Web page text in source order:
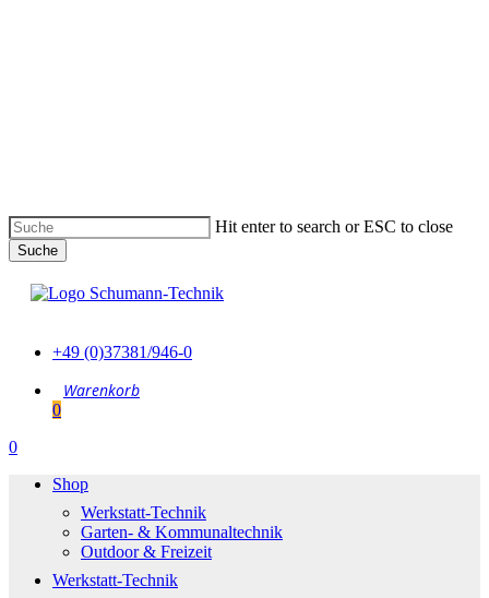
Hit enter to search or ESC to close
Suche
schließen
+49 (0)37381/946-0
0
Menu
0
Shop
Werkstatt-Technik
Garten- & Kommunaltechnik
Outdoor & Freizeit
Werkstatt-Technik